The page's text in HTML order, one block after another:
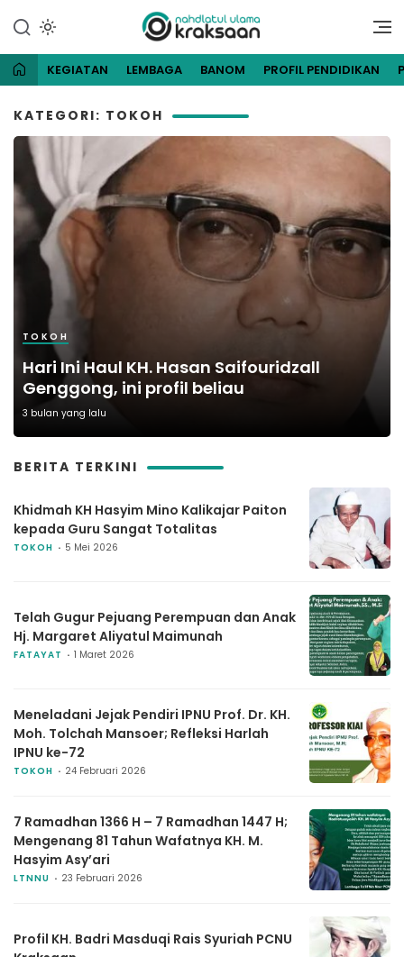
konten
NU Kraksaan
Website Resmi Pengurus
Kraksaan
KEGIATAN LEMBAGA BANOM PROFIL PENDIDIKAN
KATEGORI: TOKOH
TOKOH
Hari Ini Haul KH. Hasan Saifouridzall
Genggong, ini profil beliau
3 bulan yang lalu
BERITA TERKINI
Khidmah KH Hasyim Mino Kalikajar Paiton
kepada Guru Sangat Totalitas
TOKOH 5 Mei 2026
Telah Gugur Pejuang Perempuan dan Anak
Hj. Margaret Aliyatul Maimunah
FATAYAT 1 Maret 2026
Meneladani Jejak Pendiri IPNU Prof. Dr. KH.
Moh. Tolchah Mansoer; Refleksi Harlah
IPNU ke-72
TOKOH 24 Februari 2026
7 Ramadhan 1366 H – 7 Ramadhan 1447 H;
Mengenang 81 Tahun Wafatnya KH. M.
Hasyim Asy’ari
LTNNU 23 Februari 2026
Profil KH. Badri Masduqi Rais Syuriah PCNU